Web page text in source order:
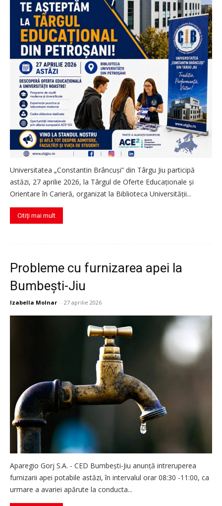
Universitatea „Constantin Brâncuși” din Târgu Jiu participă
astăzi, 27 aprilie 2026, la Târgul de Oferte Educaționale și
Orientare în Carieră, organizat la Biblioteca Universității...
Citiți mai mult
Probleme cu furnizarea apei la
Bumbești-Jiu
Izabella Molnar - 27 aprilie 2026
Aparegio Gorj S.A. - CED Bumbești-Jiu anunţă intreruperea
furnizarii apei potabile astăzi, în intervalul orar 08:30 -11:00, ca
urmare a avariei apărute la conducta...